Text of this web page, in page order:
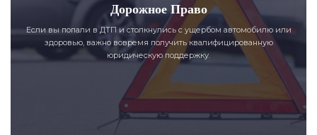
Дорожное Право
Если вы попали в ДТП и столкнулись с ущербом автомобилю или
здоровью, важно вовремя получить квалифицированную
юридическую поддержку.